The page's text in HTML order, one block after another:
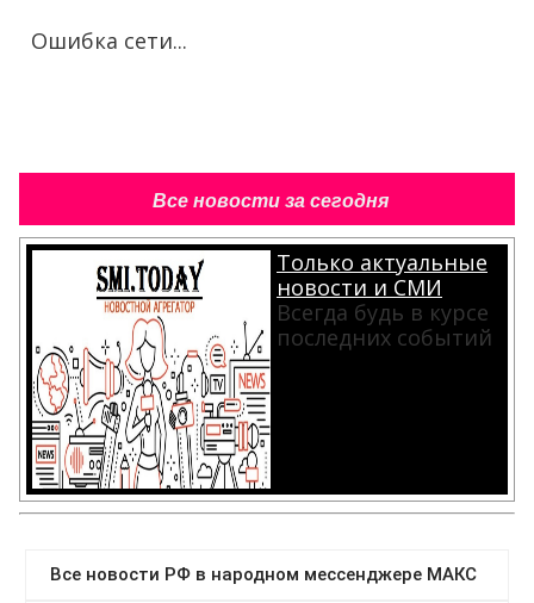
Ошибка сети...
Все новости за сегодня
Только актуальные
новости и СМИ
Всегда будь в курсе
последних событий